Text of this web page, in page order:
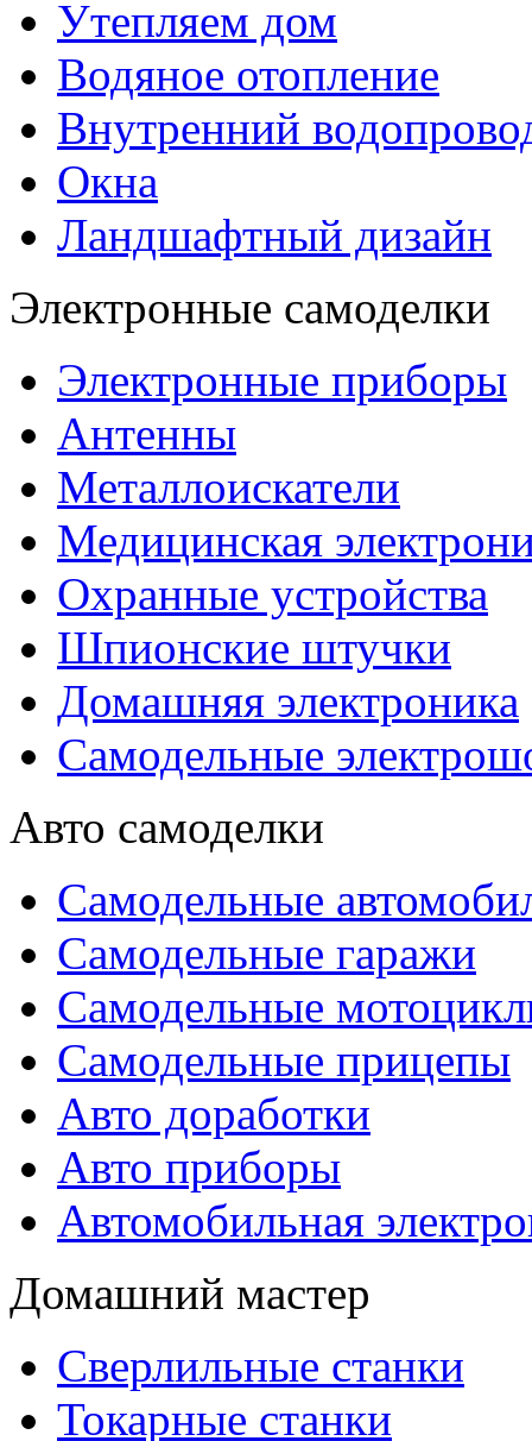
Утепляем дом
Водяное отопление
Внутренний
Окна
Ландшафтный дизайн
Электронные самоделки
Электронные приборы
Антенны
Металлоискатели
Медицинская
Охранные устройства
Шпионские штучки
Домашняя электроника
Самодельные
Авто самоделки
Самодельные
Самодельные гаражи
Самодельные
Самодельные прицепы
Авто доработки
Авто приборы
Автомобильная
Домашний мастер
Сверлильные станки
Токарные станки